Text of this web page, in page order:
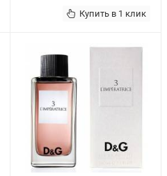
Купить в 1 клик